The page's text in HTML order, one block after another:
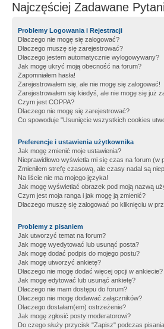
Najczęściej Zadawane
Problemy Logowania i Rejestracji
Dlaczego nie mogę się zalogować?
Dlaczego muszę się zarejestrować?
Dlaczego jestem automatycznie wylogowywany?
Jak mogę ukryć moją obecność na forum?
Zapomniałem hasła!
Zarejestrowałem się, ale nie mogę się zalogować!
Zarejestrowałem się kiedyś, ale nie mogę się już
Czym jest COPPA?
Dlaczego nie mogę się zarejestrować?
Co spowoduje "Usunięcie wszystkich cookies
Preferencje i ustawienia użytkownika
Jak mogę zmienić moje ustawienia?
Nieprawidłowo wyświetla mi się czas na forum (w
Zmieniłem strefę czasową, ale czasy nadal są
Na liście nie ma mojego języka!
Jak mogę wyświetlać obrazek pod moją nazwą
Czym jest moja ranga i jak mogę ją zmienić?
Dlaczego muszę się zalogować po kliknięciu w
Problemy z pisaniem
Jak utworzyć temat na forum?
Jak mogę wyedytować lub usunąć posta?
Jak mogę dodać podpis do mojego postu?
Jak mogę utworzyć ankietę?
Dlaczego nie mogę dodać więcej opcji w ankiecie?
Jak mogę edytować lub usunąć ankietę?
Dlaczego nie mam dostępu do forum?
Dlaczego nie mogę dodawać załączników?
Dlaczego dostałam(em) ostrzeżenie?
Jak mogę zgłosić posty moderatorowi?
Do czego służy przycisk "Zapisz" podczas